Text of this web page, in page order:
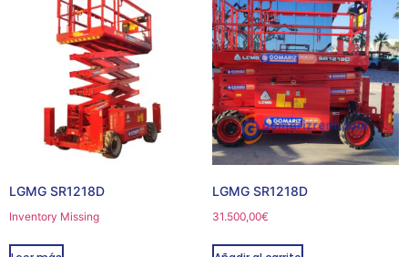
LGMG SR1218D
Inventory Missing
LGMG SR1218D
31.500,00€